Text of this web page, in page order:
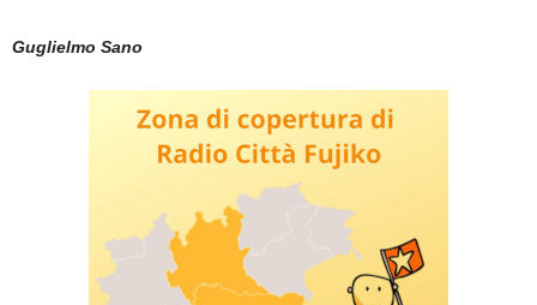
Guglielmo Sano